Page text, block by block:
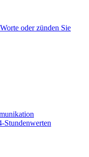
oder zünden Sie
Stundenwerten